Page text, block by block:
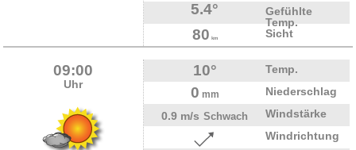
5.4°
Gefühlte
Temp.
80 km Sicht
09:00
Uhr
10° Temp.
0 mm
Niederschlag
0.9 m/s Schwach
Windstärke
Windrichtung